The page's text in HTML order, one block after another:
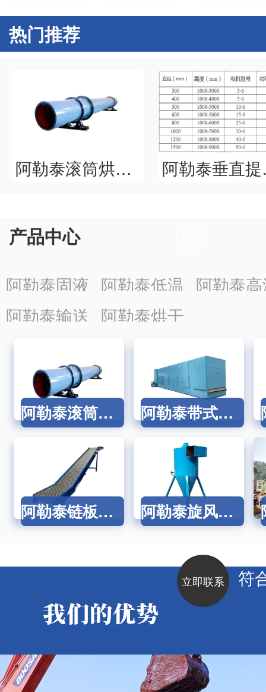
热门推荐
阿勒泰滚筒烘干机
产品中心
阿勒泰固液
分离设备
阿勒泰低温
蒸发设备
阿勒泰
阿勒泰输送 阿勒泰烘干
设备
阿勒泰滚筒烘干机 阿勒泰带式干燥机链板烘干机
阿勒泰链板输送机 阿勒泰旋风除尘器
立即联系 符